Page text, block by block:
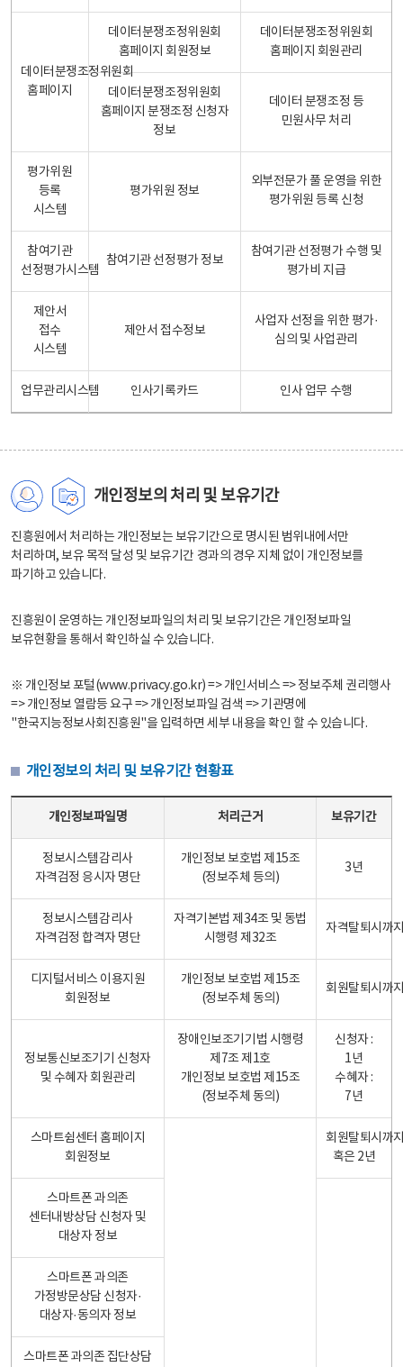
데이터분쟁조정위원회
홈페이지
데이터분쟁조정위원회
홈페이지 회원정보
데이터분쟁조정위원회
홈페이지 회원관리
데이터분쟁조정위원회
홈페이지 분쟁조정 신청자
정보
데이터 분쟁조정 등
민원사무 처리
평가위원
등록
시스템
평가위원 정보
외부전문가 풀 운영을 위한
평가위원 등록 신청
참여기관
선정평가시스템
참여기관 선정평가 정보
참여기관 선정평가 수행 및
평가비 지급
제안서
접수
시스템
제안서 접수정보
사업자 선정을 위한 평가·
심의 및 사업관리
업무관리시스템 인사기록카드 인사 업무 수행
개인정보의 처리 및 보유기간
진흥원에서 처리하는 개인정보는 보유기간으로 명시된 범위내에서만
처리하며, 보유 목적 달성 및 보유기간 경과의 경우 지체 없이 개인정보를
파기하고 있습니다.
진흥원이 운영하는 개인정보파일의 처리 및 보유기간은 개인정보파일
보유현황을 통해서 확인하실 수 있습니다.
※ 개인정보 포털(www.privacy.go.kr) => 개인서비스 => 정보주체 권리행사
=> 개인정보 열람등 요구 => 개인정보파일 검색 => 기관명에
"한국지능정보사회진흥원"을 입력하면 세부 내용을 확인 할 수 있습니다.
개인정보의 처리 및 보유기간 현황표
개인정보파일명 처리근거 보유기간
정보시스템감리사
자격검정 응시자 명단
개인정보 보호법 제15조
(정보주체 등의)
3년
정보시스템감리사
자격검정 합격자 명단
자격기본법 제34조 및 동법
시행령 제32조
자격탈퇴시까
디지털서비스 이용지원
회원정보
개인정보 보호법 제15조
(정보주체 동의)
회원탈퇴시까
정보통신보조기기 신청자
및 수혜자 회원관리
장애인보조기기법 시행령
제7조 제1호
개인정보 보호법 제15조
(정보주체 동의)
신청자 :
1년
수혜자 :
7년
스마트쉼센터 홈페이지
회원정보
회원탈퇴시까
혹은 2년
스마트폰 과의존
센터내방상담 신청자 및
대상자 정보
스마트폰 과의존
가정방문상담 신청자·
대상자·동의자 정보
스마트폰 과의존 집단상담